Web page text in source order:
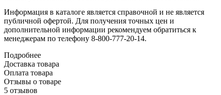
Информация в каталоге является справочной и не является
публичной офертой. Для получения точных цен и
дополнительной информации рекомендуем обратиться к
менеджерам по телефону 8-800-777-20-14.
Подробнее
Доставка товара
Оплата товара
Отзывы о товаре
5 отзывов